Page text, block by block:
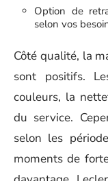
Option de
selon vos
Côté qualité, la
sont positifs.
couleurs, la
du service.
selon les
moments de